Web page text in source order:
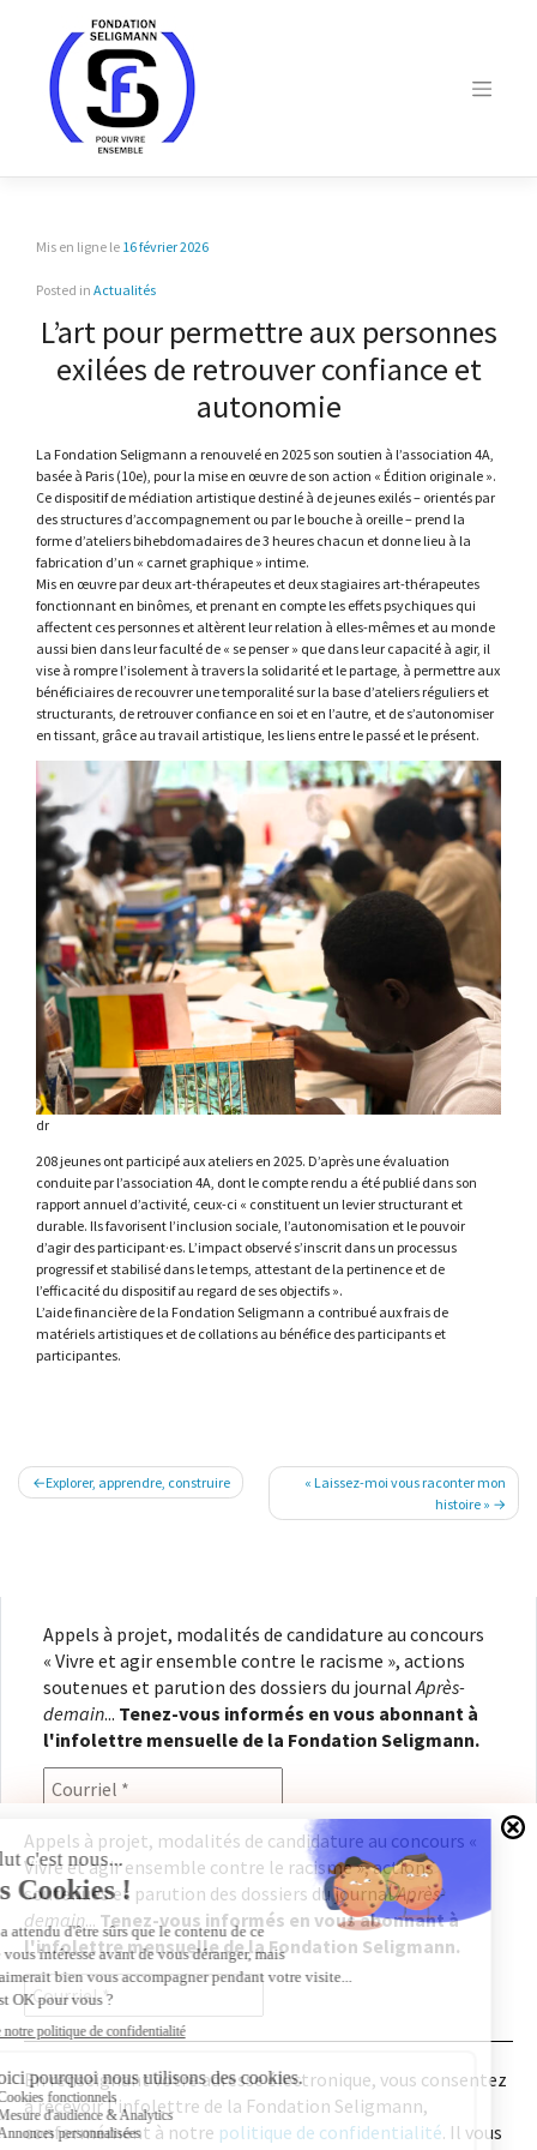
Mis en ligne le 16 février 2026
Posted in Actualités
L’art pour permettre aux personnes
exilées de retrouver confiance et
autonomie
La Fondation Seligmann a renouvelé en 2025 son soutien à l’association 4A,
basée à Paris (10e), pour la mise en œuvre de son action « Édition originale ».
Ce dispositif de médiation artistique destiné à de jeunes exilés – orientés par
des structures d’accompagnement ou par le bouche à oreille – prend la
forme d’ateliers bihebdomadaires de 3 heures chacun et donne lieu à la
fabrication d’un « carnet graphique » intime.
Mis en œuvre par deux art-thérapeutes et deux stagiaires art-thérapeutes
fonctionnant en binômes, et prenant en compte les effets psychiques qui
affectent ces personnes et altèrent leur relation à elles-mêmes et au monde
aussi bien dans leur faculté de « se penser » que dans leur capacité à agir, il
vise à rompre l’isolement à travers la solidarité et le partage, à permettre aux
bénéficiaires de recouvrer une temporalité sur la base d’ateliers réguliers et
structurants, de retrouver confiance en soi et en l’autre, et de s’autonomiser
en tissant, grâce au travail artistique, les liens entre le passé et le présent.
dr
208 jeunes ont participé aux ateliers en 2025. D’après une évaluation
conduite par l’association 4A, dont le compte rendu a été publié dans son
rapport annuel d’activité, ceux-ci « constituent un levier structurant et
durable. Ils favorisent l’inclusion sociale, l’autonomisation et le pouvoir
d’agir des participant·es. L’impact observé s’inscrit dans un processus
progressif et stabilisé dans le temps, attestant de la pertinence et de
l’efficacité du dispositif au regard de ses objectifs ».
L’aide financière de la Fondation Seligmann a contribué aux frais de
matériels artistiques et de collations au bénéfice des participants et
participantes.
Appels à projet, modalités de candidature au concours «
Vivre et agir ensemble contre le racisme », actions
soutenues et parution des dossiers du journalAprès-
demain... Tenez-vous informés en vous abonnant à
l'infolettre mensuelle de la Fondation Seligmann.
En renseignant votre adresse électronique, vous consentez
à recevoir l'infolettre de la Fondation Seligmann,
conformément à notre politique de confidentialité. Il vous
Navigation
de
Explorer, apprendre, construire
« Laissez-moi vous raconter mon
histoire »
Appels à projet, modalités de candidature au concours
« Vivre et agir ensemble contre le racisme », actions
soutenues et parution des dossiers du journalAprès-
demain... Tenez-vous informés en vous abonnant à
l'infolettre mensuelle de la Fondation Seligmann.
En renseignant votre adresse électronique, vous
consentez à recevoir l'infolettre de la Fondation
Seligmann, conformément à notrepolitique de
confidentialité. Il vous sera possible de vous
désabonner à tout moment.
Copyright © 2026Fondation Seligmann| Mentions légales| Crédits
Fondation Seligmann